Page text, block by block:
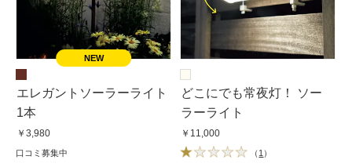
エレガントソーラーライト
1本
￥3,980
口コミ募集中
どこにでも常夜灯！ ソー
ラーライト
￥11,000
（ 1 ）